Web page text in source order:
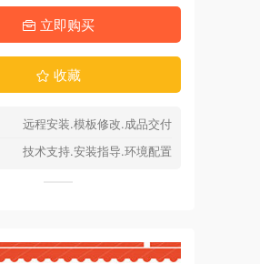
立即购买
收藏
远程安装.模板修改.成品交付
技术支持.安装指导.环境配置